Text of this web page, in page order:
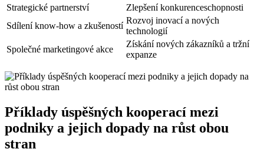
Strategické partnerství
Zlepšení konkurenceschopnosti
Sdílení know-how a zkušeností
Rozvoj inovací a nových
technologií
Společné marketingové akce
Získání nových zákazníků a tržní
expanze
Příklady úspěšných kooperací mezi
podniky a jejich dopady na růst obou
stran